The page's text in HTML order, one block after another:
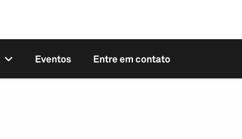
Eventos Entre em contato